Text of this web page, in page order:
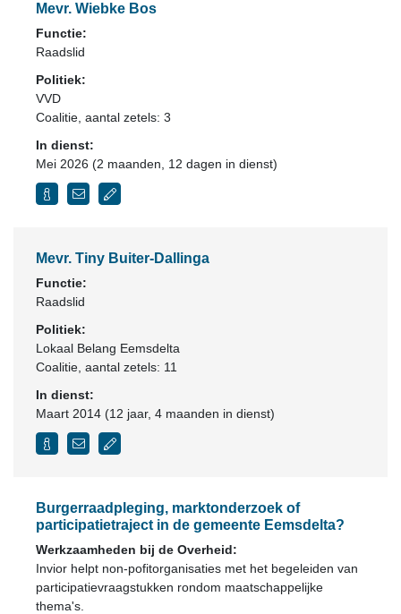
Mevr. Wiebke Bos
Functie:
Raadslid
Politiek:
VVD
Coalitie , aantal zetels: 3
In dienst:
Mei 2026 (2 maanden, 12 dagen in dienst)
Mevr. Tiny Buiter-Dallinga
Functie:
Raadslid
Politiek:
Lokaal Belang Eemsdelta
Coalitie , aantal zetels: 11
In dienst:
Maart 2014 (12 jaar, 4 maanden in dienst)
Burgerraadpleging, marktonderzoek of
participatietraject in de gemeente Eemsdelta?
Werkzaamheden bij de Overheid:
Invior helpt non-pofitorganisaties met het begeleiden van
participatievraagstukken rondom maatschappelijke
thema's.